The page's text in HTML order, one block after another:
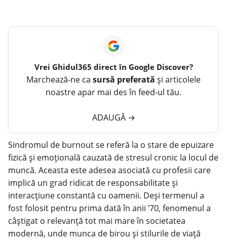
Vrei Ghidul365 direct în Google Discover?
Marchează-ne ca sursă preferată și articolele
noastre apar mai des în feed-ul tău.
ADAUGĂ →
Sindromul de burnout se referă la o stare de epuizare
fizică și emoțională cauzată destresul cronic la locul de
muncă. Aceasta este adesea asociată cu profesii care
implică un grad ridicat de responsabilitate și
interacțiune constantă cu oamenii. Deși termenul a
fost folosit pentru prima dată în anii ’70, fenomenul a
câștigat o relevanță tot mai mare în societatea
modernă, unde munca de birou și stilurile de viață